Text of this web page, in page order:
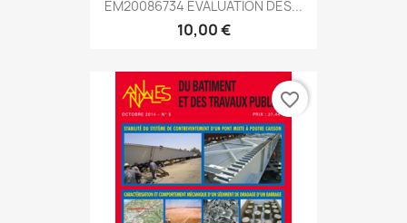
EM20086734 ÉVALUATION DES...
10,00 €
favorite_border